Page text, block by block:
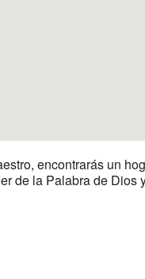
encontrarás un
de la Palabra de